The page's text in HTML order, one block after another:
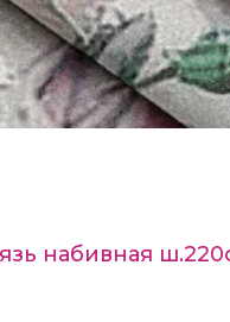
набивная